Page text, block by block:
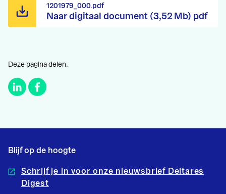
Naar digitaal document (3,52 Mb) pdf
1201979_000.pdf
Deze pagina delen.
Blijf op de hoogte
Schrijf je in voor onze nieuwsbrief Deltares
Digest